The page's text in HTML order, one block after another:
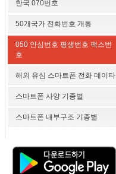
한국 070번호
50개국가 전화번호 개통
050 안심번호 평생번호 팩스번
호
해외 유심 스마트폰 전화 데이타
스마트폰 사양 기종별
스마트폰 내부구조 기종별